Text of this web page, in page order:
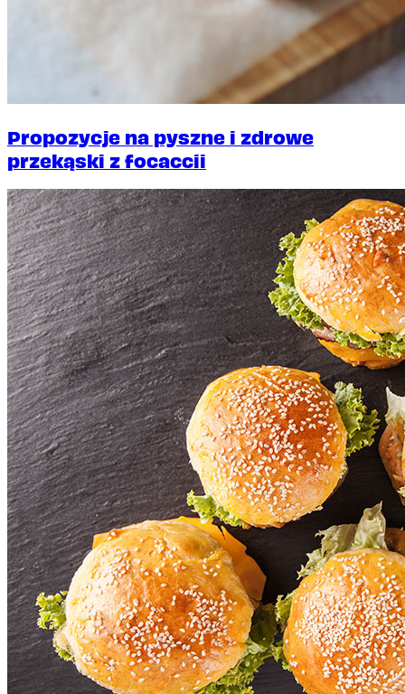
Propozycje na pyszne i zdrowe
przekąski z focaccii